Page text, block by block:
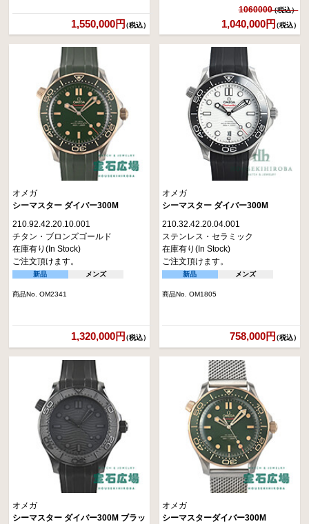
1,550,000円（税込）
1060000
1,040,000円（税込）
オメガ
シーマスター ダイバー300M
210.92.42.20.10.001
チタン・ブロンズゴールド
在庫有り(In Stock)
ご注文頂けます。
新品 メンズ
商品No. OM2341
1,320,000円（税込）
オメガ
シーマスター ダイバー300M
210.32.42.20.04.001
ステンレス・セラミック
在庫有り(In Stock)
ご注文頂けます。
新品 メンズ
商品No. OM1805
758,000円（税込）
オメガ
シーマスター ダイバー300M ブラッ
オメガ
シーマスターダイバー300M